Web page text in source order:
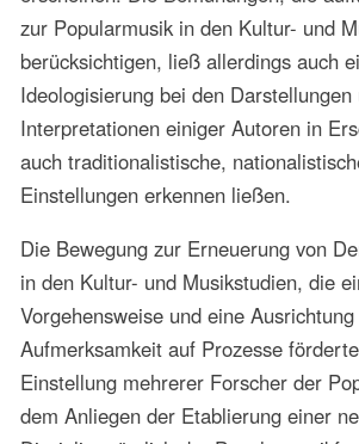
Kooperationen in Deutschland beim Leichlinger
Musikforum seit 1981 diskutiert. Beim ersten
Brasilianischen Kongress für Musikwissenschaft 1987
wurde der Stand der Forschung und der Studien
betrachtet. In mehreren lateinamerikanischen Ländern
in den Vereinigten Staaten wurden Gespräche in
Universitäten, Kulturzentren und bei Musikgruppen
geführt, u.a. in Uruguay, Argentinien, Chile, Kuba,
Kolumbien, der Dominikanischen Republik und Puerto
Der Popularmusik und ihrer theoretischen Problematik
wurden Sitzungen des Internationalen Kongresses
und Visionen“ gewidmet, der von der Deutschen Welle
und der Akademie für Kultur- und
Wissenschaftswissenschaft 1999 veranstaltet wurde.
Diskussion wurde fortgeführt beim Kolloquium „Brasil
2001“ sowie 2002 beim eurobrasilianischen Kongress
„Musik, Projekte und Perspektive“ in Brasilien. Bei all